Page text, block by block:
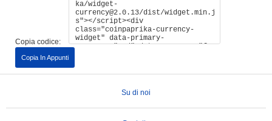
Copia codice:
Copia In Appunti
Su di noi